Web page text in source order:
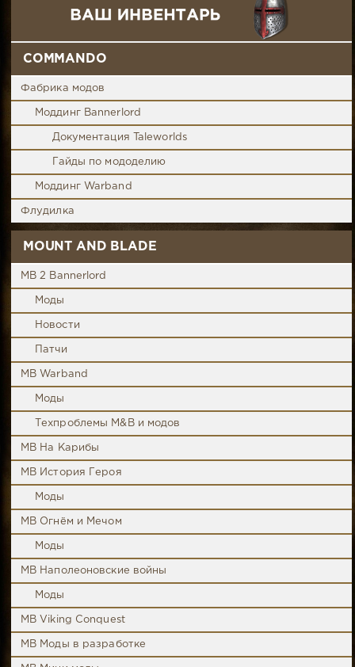
COMMANDO
Фабрика модов
Моддинг Bannerlord
Документация Taleworlds
Гайды по мододелию
Моддинг Warband
Флудилка
MOUNT AND BLADE
MB 2 Bannerlord
Моды
Новости
Патчи
MB Warband
Моды
Техпроблемы M&B и модов
MB На Карибы
MB История Героя
Моды
MB Огнём и Мечом
Моды
MB Наполеоновские войны
Моды
MB Viking Conquest
MB Моды в разработке